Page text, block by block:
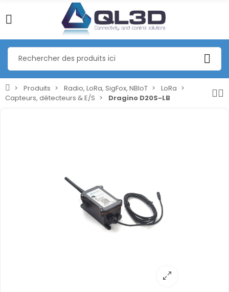
Produits Radio, LoRa, SigFox, NBIoT
LoRa
Capteurs, détecteurs & E/S
Dragino D20S-LB